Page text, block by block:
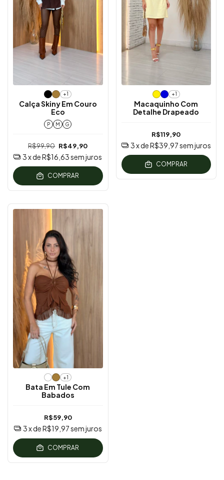
+1
Calça Skiny Em Couro
Eco
P M G
R$99,90 R$49,90
3x deR$16,63sem juros
COMPRAR
+1
Macaquinho Com
Detalhe Drapeado
R$119,90
3x deR$39,97sem juros
COMPRAR
+1
Bata Em Tule Com
Babados
R$59,90
3x deR$19,97sem juros
COMPRAR